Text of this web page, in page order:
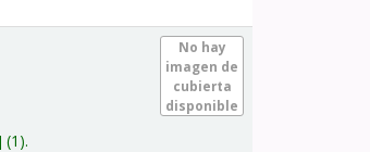
No hay
imagen de
cubierta
disponible
(1).